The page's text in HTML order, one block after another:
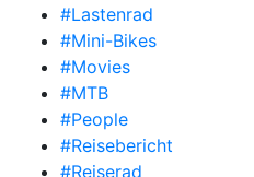
#Lastenrad
#Mini-Bikes
#Movies
#MTB
#People
#Reisebericht
#Reiserad